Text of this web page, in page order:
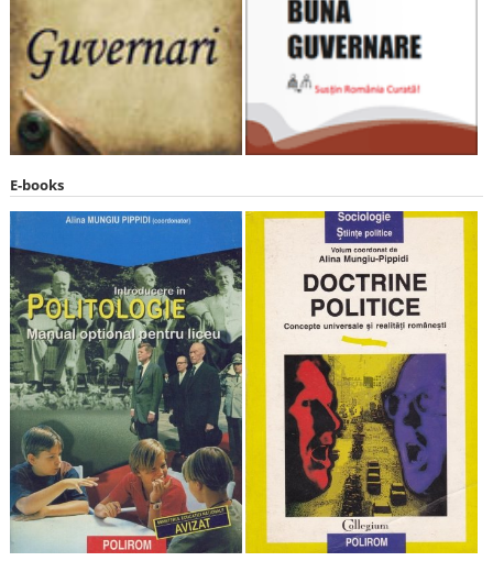
E-books